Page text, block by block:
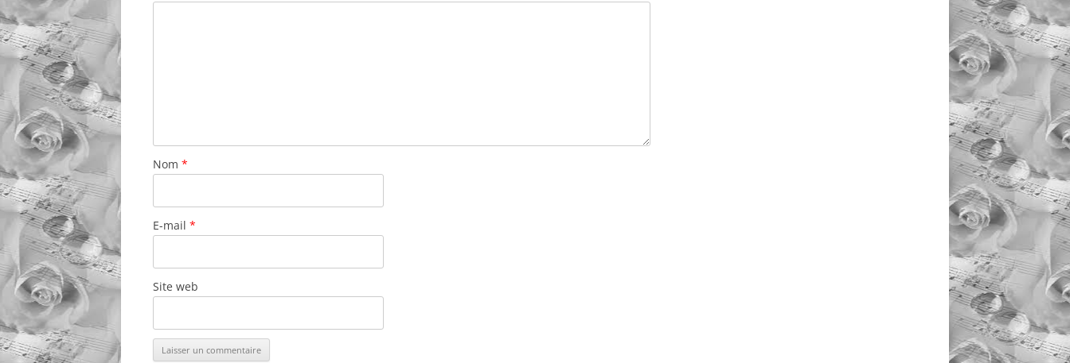
Nom *
E-mail *
Site web